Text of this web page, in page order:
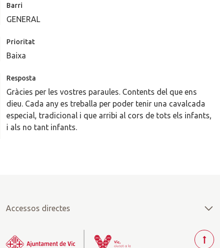
Barri
GENERAL
Prioritat
Baixa
Resposta
Gràcies per les vostres paraules. Contents del que ens
dieu. Cada any es treballa per poder tenir una cavalcada
especial, tradicional i que arribi al cors de tots els infants,
i als no tant infants.
Accessos directes
T